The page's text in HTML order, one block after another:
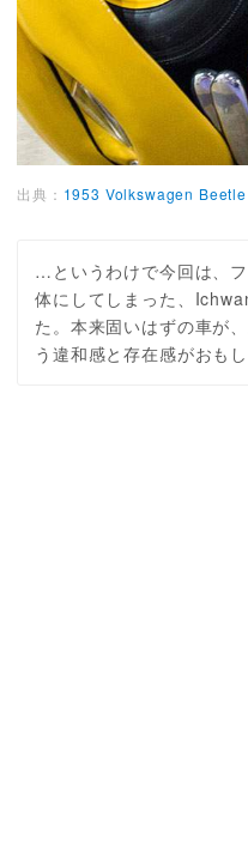
出典： 1953 Volkswagen
…というわけで今回は、
体にしてしまった、
た。本来固いはずの車が
う違和感と存在感がおも